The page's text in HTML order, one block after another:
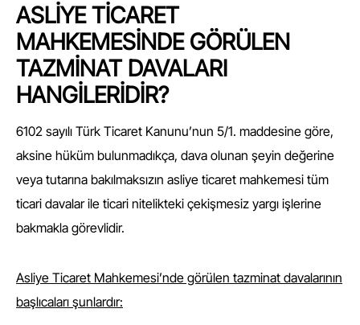
ASLİYE TİCARET
MAHKEMESİNDE GÖRÜLEN
TAZMİNAT DAVALARI
HANGİLERİDİR?
6102 sayılı Türk Ticaret Kanunu’nun 5/1. maddesine göre,
aksine hüküm bulunmadıkça, dava olunan şeyin değerine
veya tutarına bakılmaksızın asliye ticaret mahkemesi tüm
ticari davalar ile ticari nitelikteki çekişmesiz yargı işlerine
bakmakla görevlidir.
Asliye Ticaret Mahkemesi’nde görülen tazminat davalarının
başlıcaları şunlardır: